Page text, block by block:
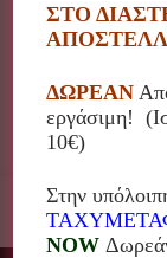
Τιμή
ΣΤΟ
ΔΩΡΕΑΝ
εργάσιμη!
10€)
Στην
NOW